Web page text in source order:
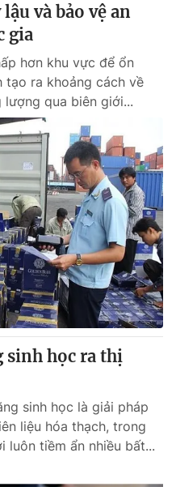
và bảo vệ an
gia
hơn khu vực để ổn
ra khoảng cách về
lượng qua biên giới...
sinh học ra thị
sinh học là giải pháp
liệu hóa thạch, trong
luôn tiềm ẩn nhiều bất...